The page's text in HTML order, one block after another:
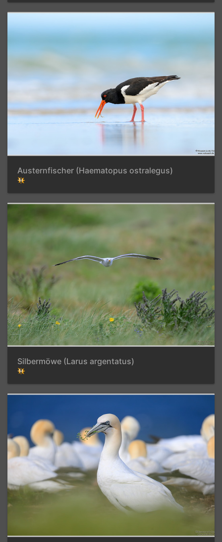
Austernfischer (Haematopus ostralegus)
Silbermöwe (Larus argentatus)